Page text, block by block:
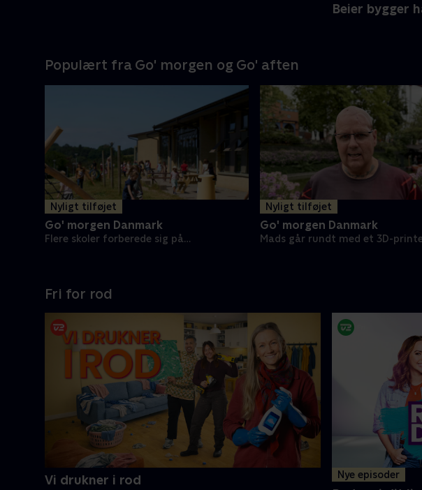
Beier bygger
Populært fra Go' morgen og Go' aften
Nyligt tilføjet
Go' morgen Danmark
Flere skoler forberede sig på
Nyligt tilføjet
Go' morgen Danmark
Mads går rundt med et 3D-
Fri for rod
Vi drukner i rod Nye episoder